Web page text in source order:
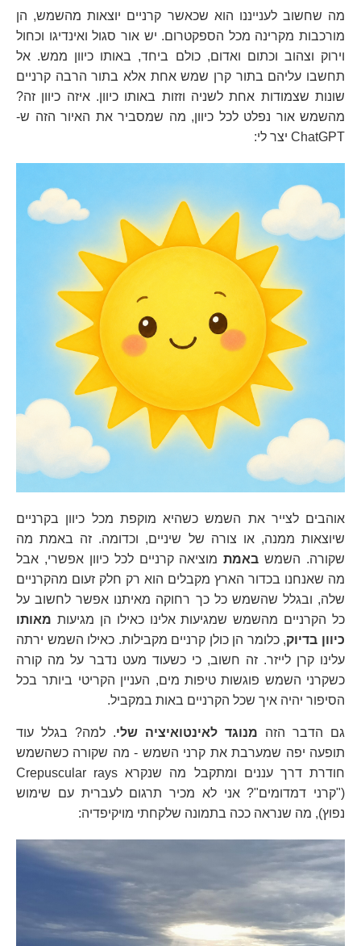
מה שחשוב לענייננו הוא שכאשר קרניים יוצאות מהשמש, הן
מורכבות מקרינה מכל הספקטרום. יש אור סגול ואינדיגו וכחול
וירוק וצהוב וכתום ואדום, כולם ביחד, באותו כיוון ממש. אל
תחשבו עליהם בתור קרן שמש אחת אלא בתור הרבה קרניים
שונות שצמודות אחת לשניה וזזות באותו כיוון. איזה כיוון זה?
מהשמש אור נפלט לכל כיוון, מה שמסביר את האיור הזה ש-
ChatGPT יצר לי:
אוהבים לצייר את השמש כשהיא מוקפת מכל כיוון בקרניים
שיוצאות ממנה, או צורה של שיניים, וכדומה. זה באמת מה
שקורה. השמש באמתמוציאה קרניים לכל כיוון אפשרי, אבל
מה שאנחנו בכדור הארץ מקבלים הוא רק חלק זעום מהקרניים
שלה, ובגלל שהשמש כל כך רחוקה מאיתנו אפשר לחשוב על
כל הקרניים מהשמש שמגיעות אלינו כאילו הן מגיעות מאותו
כיוון בדיוק, כלומר הן כולן קרניים מקבילות. כאילו השמש ירתה
עלינו קרן לייזר. זה חשוב, כי כשעוד מעט נדבר על מה קורה
כשקרני השמש פוגשות טיפות מים, העניין הקריטי ביותר בכל
הסיפור יהיה איך שכל הקרניים באות במקביל.
גם הדבר הזה מנוגד לאינטואיציה שלי. למה? בגלל עוד
תופעה יפה שמערבת את קרני השמש - מה שקורה כשהשמש
חודרת דרך עננים ומתקבל מה שנקרא Crepuscular rays
("קרני דמדומים"? אני לא מכיר תרגום לעברית עם שימוש
נפוץ), מה שנראה ככה בתמונה שלקחתי מויקיפדיה: